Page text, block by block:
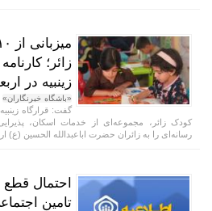
زائر؛
زینبیه در اربعین
«باشگاه خبرنگاران»
کودک زائر، مجموعه‌ای از خدمات اسکان،
رسانه‌ای را به زائران حضرت اباعبدالله الحسین (ع)
احتمال
تامین